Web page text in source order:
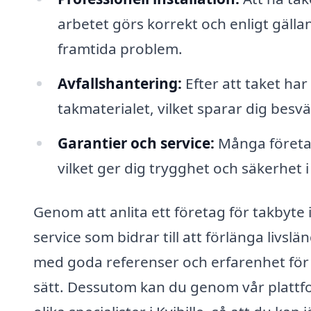
arbetet görs korrekt och enligt
framtida problem.
Avfallshantering: Efter att taket
takmaterialet, vilket sparar dig
Garantier och service: Många
vilket ger dig trygghet och säkerhet
Genom att anlita ett företag för takbyte
service som bidrar till att förlänga
med goda referenser och erfarenhet
sätt. Dessutom kan du genom vår